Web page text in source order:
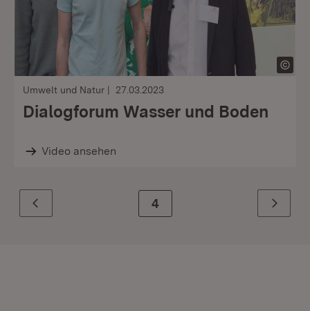
Umwelt und Natur 27.03.2023
Dialogforum Wasser und Boden
Video ansehen
Zurück Zur Seite
4 Weiter